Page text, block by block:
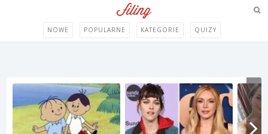
NOWE POPULARNE KATEGORIE QUIZY